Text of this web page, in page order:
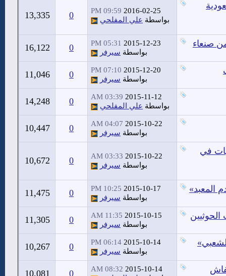
2016-02-25
09:59 PM
بواسطة علي المفلحي 0
13,335
صنعاء 2015-12-23
05:31 PM
بواسطة سيرفر 0
16,122
2015-12-20
07:10 PM
بواسطة سيرفر 0
11,046
2015-11-12
03:39 AM
بواسطة علي المفلحي 0
14,248
2015-10-22
04:07 AM
بواسطة سيرفر 0
10,447
في 2015-10-22
03:33 AM
بواسطة سيرفر 0
10,672
المعبد» 2015-10-17
10:25 PM
بواسطة سيرفر 0
11,475
2015-10-15
11:35 AM
بواسطة سيرفر 0
11,305
2015-10-14
06:14 PM
بواسطة سيرفر 0
10,267
2015-10-14
08:32 AM
0
10,081